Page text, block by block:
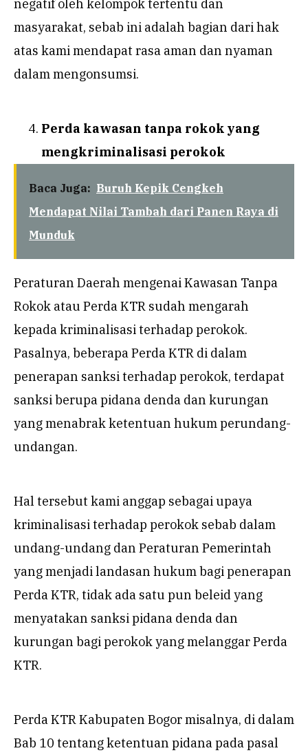
negatif oleh kelompok tertentu dan
masyarakat, sebab ini adalah bagian dari hak
atas kami mendapat rasa aman dan nyaman
dalam mengonsumsi.
Perda kawasan tanpa rokok yang
mengkriminalisasi perokok
Baca Juga: Buruh Kepik Cengkeh
Mendapat Nilai Tambah dari Panen Raya di
Munduk
Peraturan Daerah mengenai Kawasan Tanpa
Rokok atau Perda KTR sudah mengarah
kepada kriminalisasi terhadap perokok.
Pasalnya, beberapa Perda KTR di dalam
penerapan sanksi terhadap perokok, terdapat
sanksi berupa pidana denda dan kurungan
yang menabrak ketentuan hukum perundang-
undangan.
Hal tersebut kami anggap sebagai upaya
kriminalisasi terhadap perokok sebab dalam
undang-undang dan Peraturan Pemerintah
yang menjadi landasan hukum bagi penerapan
Perda KTR, tidak ada satu pun beleid yang
menyatakan sanksi pidana denda dan
kurungan bagi perokok yang melanggar Perda
KTR.
Perda KTR Kabupaten Bogor misalnya, di dalam
Bab 10 tentang ketentuan pidana pada pasal